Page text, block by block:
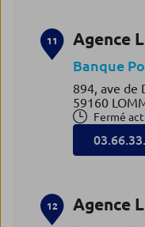
11 Agence
Banque
894, ave de
59160
Fermé
12 Agence